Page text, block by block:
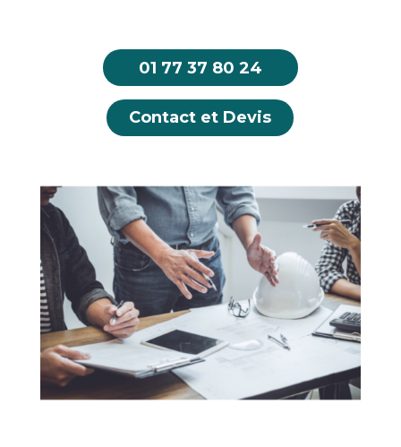
01 77 37 80 24
Contact et Devis